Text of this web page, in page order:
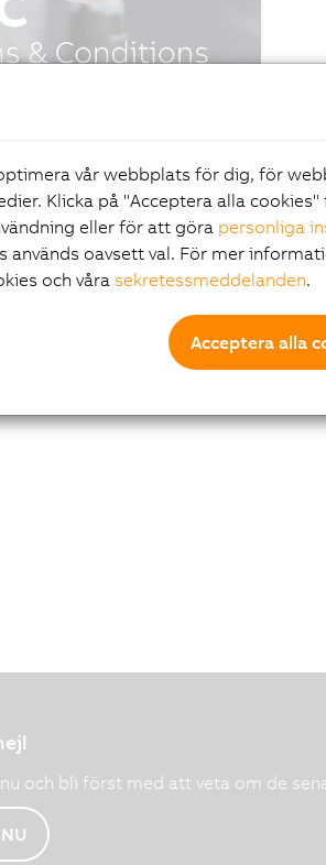
och bli först med att veta om de
vår webbplats för dig, för
Klicka på "Acceptera alla
eller för att göra personliga
används oavsett val. För mer
och våra sekretessmeddelanden.
Acceptera alla